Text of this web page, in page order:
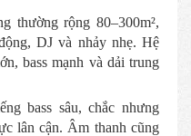
thường rộng 80–300m²,
DJ và nhảy nhẹ. Hệ
bass mạnh và dải trung
bass sâu, chắc nhưng
lân cận. Âm thanh cũng